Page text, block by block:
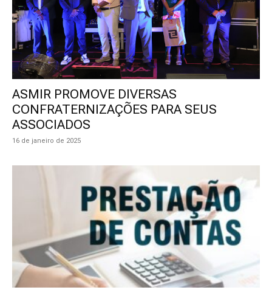
ASMIR PROMOVE DIVERSAS
CONFRATERNIZAÇÕES PARA SEUS
ASSOCIADOS
16 de janeiro de 2025